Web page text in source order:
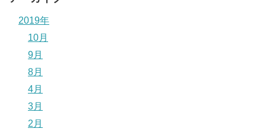
2019年
10月
9月
8月
4月
3月
2月